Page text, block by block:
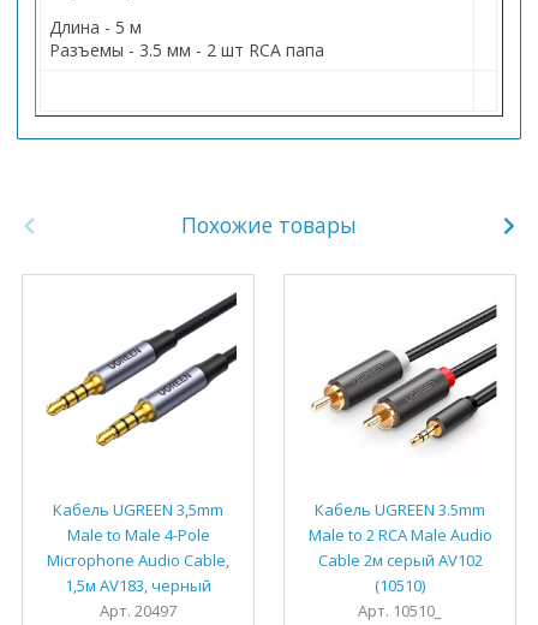
Длина - 5 м
Разъемы - 3.5 мм - 2 шт RCA папа
Похожие товары
Кабель UGREEN 3,5mm
Male to Male 4-Pole
Microphone Audio Cable,
1,5м AV183, черный
Арт. 20497
Кабель UGREEN 3.5mm
Male to 2 RCA Male Audio
Cable 2м серый AV102
(10510)
Арт. 10510_